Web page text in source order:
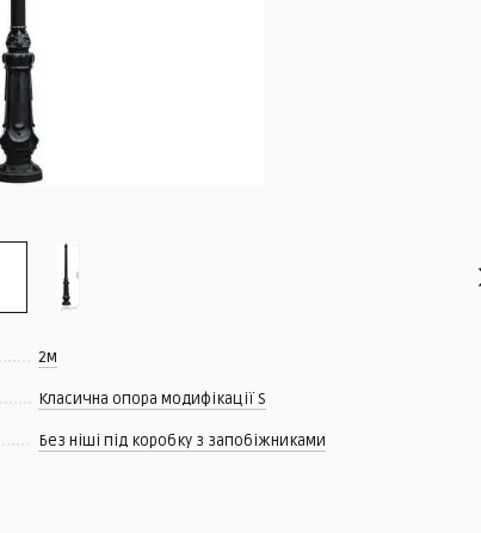
2м
Класична опора модифікації S
Без ніші під коробку з запобіжниками